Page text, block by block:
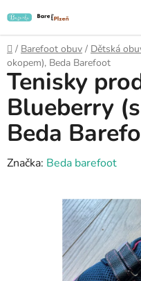
na
obsah
Domů
/ Barefoot obuv / Dětská
okopem), Beda Barefoot
Tenisky
Blueberry
Beda
Značka: Beda barefoot